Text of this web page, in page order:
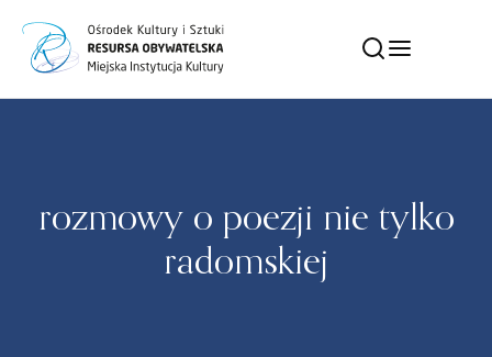
rozmowy o poezji nie tylko
radomskiej